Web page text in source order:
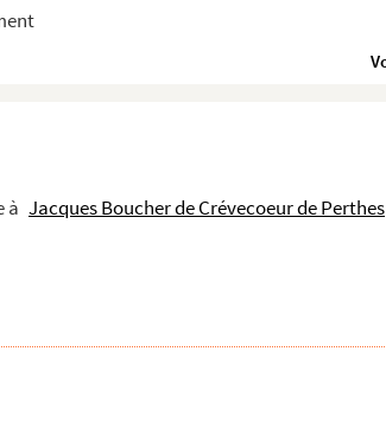
à Jacques Boucher de Crévecoeur de Perthes